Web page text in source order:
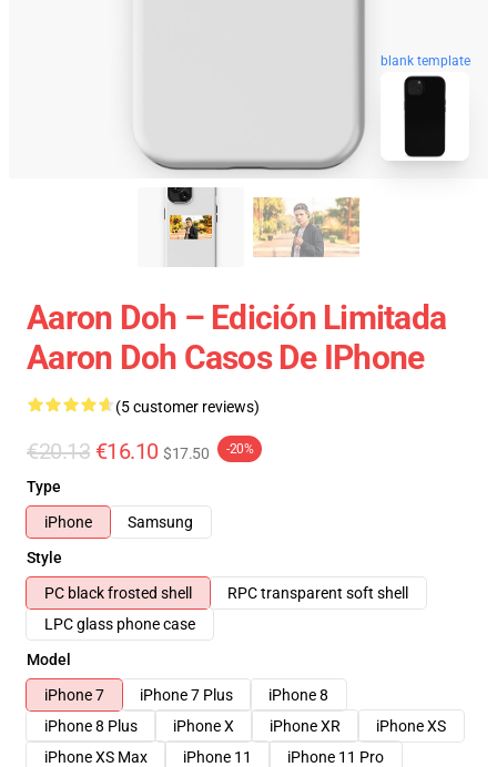
blank template
Aaron Doh – Edición Limitada
Aaron Doh Casos De IPhone
(5 customer reviews)
€20.13 €16.10 $17.50 -20%
Type
iPhone
Samsung
Style
PC black frosted shell
RPC transparent soft shell
LPC glass phone case
Model
iPhone 7
iPhone 7 Plus
iPhone 8
iPhone 8 Plus
iPhone X iPhone XR
iPhone XS
iPhone XS Max
iPhone 11
iPhone 11 Pro